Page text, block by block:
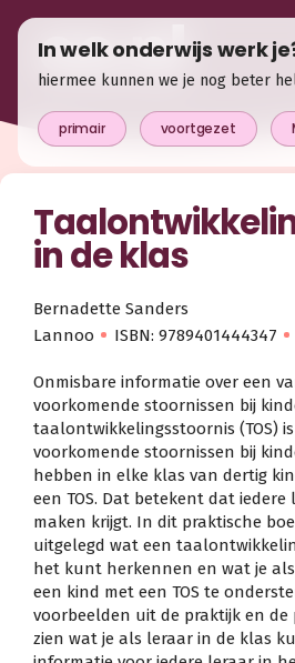
in de klas
Bernadette Sanders
Lannoo
ISBN: 9789401444347
Onmisbare informatie over een
voorkomende stoornissen bij
taalontwikkelingsstoornis (TOS)
voorkomende stoornissen bij
hebben in elke klas van dertig
een TOS. Dat betekent dat iedere
maken krijgt. In dit praktische
uitgelegd wat een
het kunt herkennen en wat je
een kind met een TOS te
voorbeelden uit de praktijk en
zien wat je als leraar in de klas
In welk onderwijs werk
hiermee kunnen we je nog beter
primair voortgezet